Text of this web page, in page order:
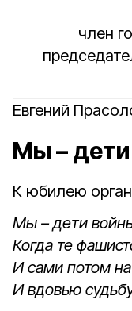
член
Евгений
Мы –
К юбилею
Мы – дети
Когда те
И сами потом
И вдовью